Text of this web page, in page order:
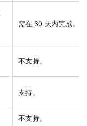
需在 30 天内完成。
不支持。
支持。
不支持。